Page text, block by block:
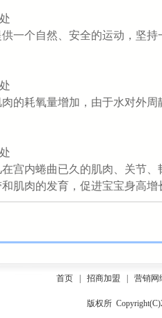
一个自然、安全的运动，坚
的耗氧量增加，由于水对外
宫内蜷曲已久的肌肉、关节
肌肉的发育，促进宝宝身高
首页 招商加盟 营销网
版权所